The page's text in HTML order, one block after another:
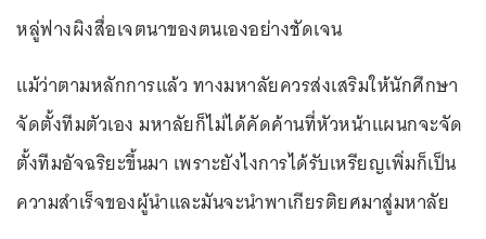
หลู่ฟางผิงสื่อเจตนาของตนเองอย่างชัดเจน
แม้ว่าตามหลักการแล้ว ทางมหาลัยควรส่งเสริมให้นักศึกษา
จัดตั้งทีมตัวเอง มหาลัยก็ไม่ได้คัดค้านที่หัวหน้าแผนกจะจัด
ตั้งทีมอัจฉริยะขึ้นมา เพราะยังไงการได้รับเหรียญเพิ่มก็เป็น
ความสำเร็จของผู้นำและมันจะนำพาเกียรติยศมาสู่มหาลัย